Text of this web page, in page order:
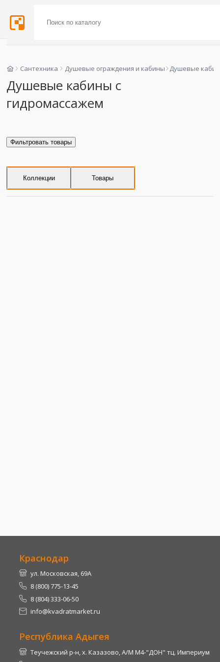
Сантехника Душевые ограждения и кабины Душевые
Душевые кабины с
гидромассажем
Фильтровать товары
Коллекции Товары
Краснодар
ул. Московская, 69А
8 (800) 775-13-45
8 (804) 333-06-50
info@kvadratmarket.ru
Республика Адыгея
Теучежский р-н, х. Казазово, А/М М4-"ДОН" тц. Империум